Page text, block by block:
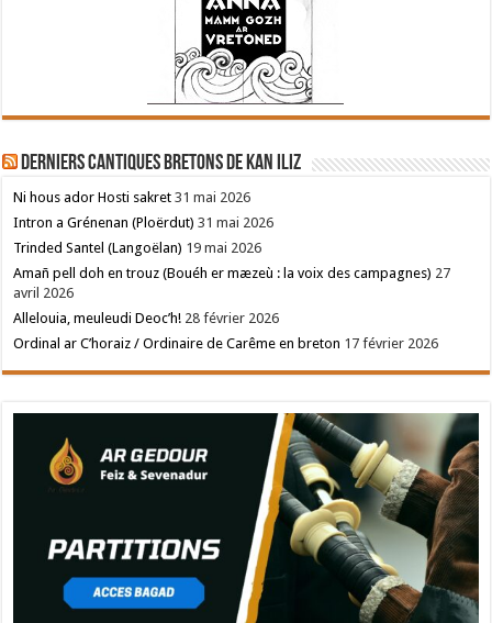
Derniers cantiques bretons de Kan Iliz
Ni hous ador Hosti sakret 31 mai 2026
Intron a Grénenan (Ploërdut) 31 mai 2026
Trinded Santel (Langoëlan) 19 mai 2026
Amañ pell doh en trouz (Bouéh er mæzeù : la voix des campagnes) 27
avril 2026
Allelouia, meuleudi Deoc’h! 28 février 2026
Ordinal ar C’horaiz / Ordinaire de Carême en breton 17 février 2026